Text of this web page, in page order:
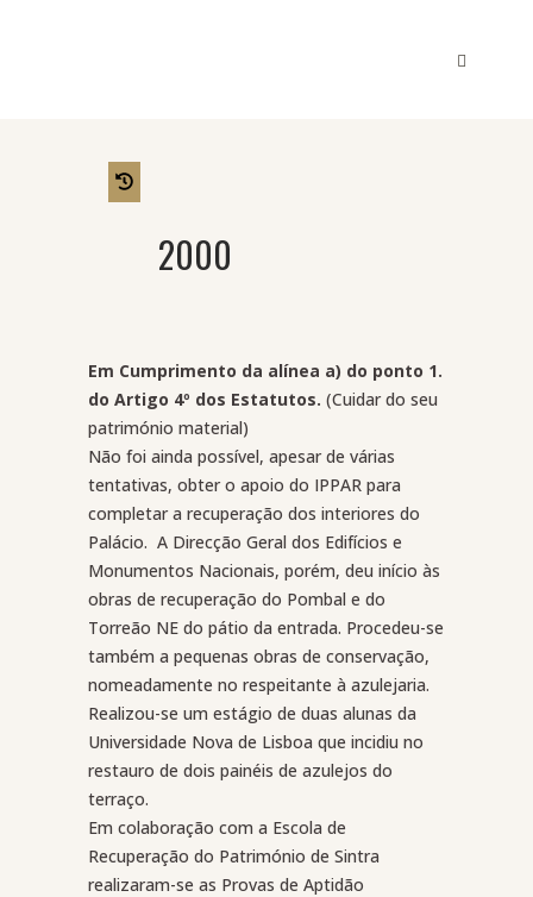
2000
Em Cumprimento da alínea a) do ponto 1.
do Artigo 4º dos Estatutos. (Cuidar do seu
património material)
Não foi ainda possível, apesar de várias
tentativas, obter o apoio do IPPAR para
completar a recuperação dos interiores do
Palácio. A Direcção Geral dos Edifícios e
Monumentos Nacionais, porém, deu início às
obras de recuperação do Pombal e do
Torreão NE do pátio da entrada. Procedeu-se
também a pequenas obras de conservação,
nomeadamente no respeitante à azulejaria.
Realizou-se um estágio de duas alunas da
Universidade Nova de Lisboa que incidiu no
restauro de dois painéis de azulejos do
terraço.
Em colaboração com a Escola de
Recuperação do Património de Sintra
realizaram-se as Provas de Aptidão